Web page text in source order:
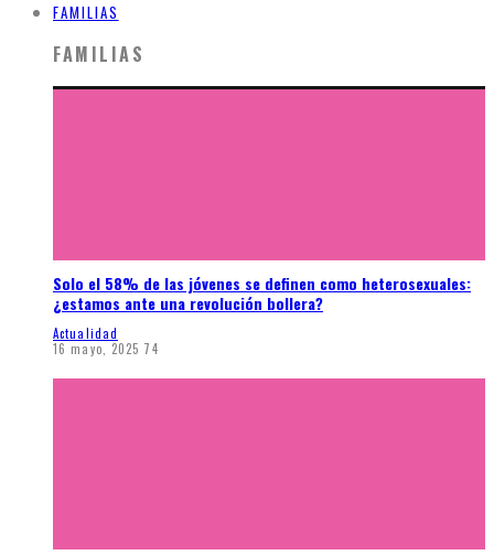
FAMILIAS
FAMILIAS
Solo el 58% de las jóvenes se definen como heterosexuales:
¿estamos ante una revolución bollera?
Actualidad
16 mayo, 2025 74